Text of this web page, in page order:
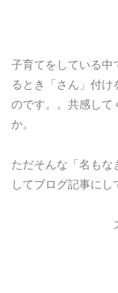
子育てをしている中
るとき「さん」付け
のです。。共感して
か。
ただそんな「名もな
してブログ記事にし